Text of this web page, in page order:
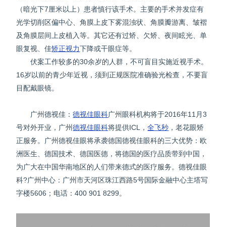
（暗光下7厘米以上）患者慎行该手术。主要的手术并发症有
光学切削区偏中心、角膜上皮下雾混浊状、角膜瓣游离、皱褶
及角膜层间上皮植入等。其它还有过矫、欠矫、夜间眩光、单
眼复视、佳矫正视力下降或干眼症等。
伏案工作较多的30余岁的人群，不可盲目实施近视手术。
16岁以前的青少年近视，须到正规医院准确验光检查，不要盲
目配戴眼镜。
广州德视佳：德视佳眼科广州眼科机构将于2016年11月3
号对外开业，广州德视佳眼科将提供ICL，全飞秒 ，老花眼矫
正服务。广州德视佳眼将承袭德国德视佳眼科的三大优势：欧
洲医生、德国技术、德国医德，将德国的医疗品质带到中国，
为广大在中国华南地区的人们带来德式的医疗服务。德视佳眼
科?广州中心：广州市天河区珠江西路5号国际金融中心主塔写
字楼5606；电话：400 901 8299。